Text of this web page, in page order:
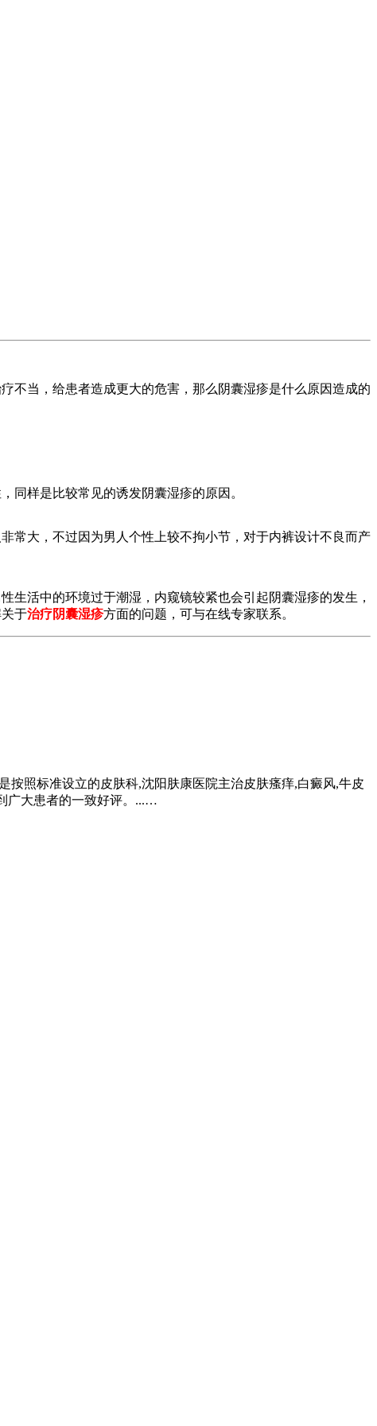
不当，给患者造成更大的危害，那么阴囊湿疹是什么原因造成的
样是比较常见的诱发阴囊湿疹的原因。
大，不过因为男人个性上较不拘小节，对于内裤设计不良而产
生活中的环境过于潮湿，内窥镜较紧也会引起阴囊湿疹的发生，
于治疗阴囊湿疹方面的问题，可与在线专家联系。
按照标准设立的皮肤科,沈阳肤康医院主治皮肤瘙痒,白癜风,牛皮
广大患者的一致好评。...…